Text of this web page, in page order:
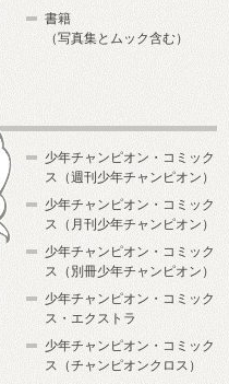
書籍
（写真集とムック含む）
少年チャンピオン・コミック
ス（週刊少年チャンピオン）
少年チャンピオン・コミック
ス（月刊少年チャンピオン）
少年チャンピオン・コミック
ス（別冊少年チャンピオン）
少年チャンピオン・コミック
ス・エクストラ
少年チャンピオン・コミック
ス（チャンピオンクロス）